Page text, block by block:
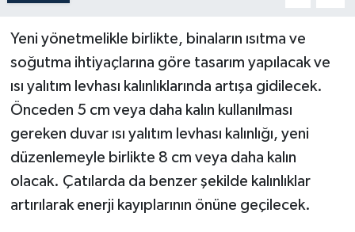
Yeni yönetmelikle birlikte, binaların ısıtma ve
soğutma ihtiyaçlarına göre tasarım yapılacak ve
ısı yalıtım levhası kalınlıklarında artışa gidilecek.
Önceden 5 cm veya daha kalın kullanılması
gereken duvar ısı yalıtım levhası kalınlığı, yeni
düzenlemeyle birlikte 8 cm veya daha kalın
olacak. Çatılarda da benzer şekilde kalınlıklar
artırılarak enerji kayıplarının önüne geçilecek.